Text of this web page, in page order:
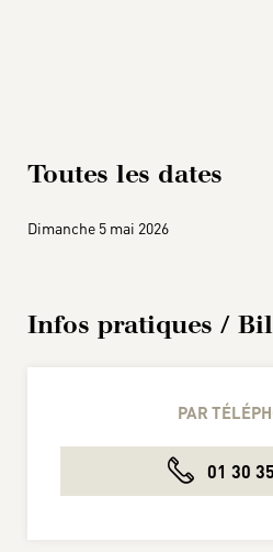
Toutes les dates
Dimanche 5 mai 2026
Infos pratiques /
PAR
01 30